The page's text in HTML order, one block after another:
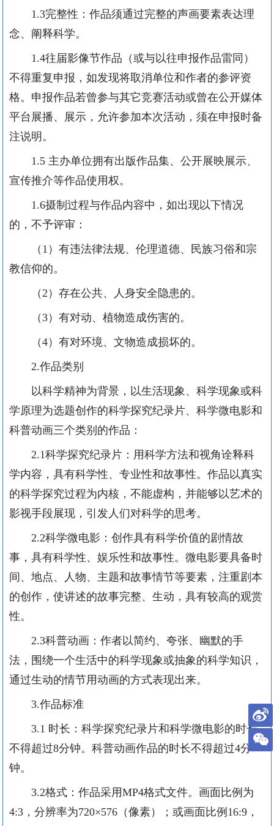
1.3完整性：作品须通过完整的声画要素表达理
念、阐释科学。
1.4往届影像节作品（或与以往申报作品雷同）
不得重复申报，如发现将取消单位和作者的参评资
格。申报作品若曾参与其它竞赛活动或曾在公开媒体
平台展播、展示，允许参加本次活动，须在申报时备
注说明。
1.5 主办单位拥有出版作品集、公开展映展示、
宣传推介等作品使用权。
1.6摄制过程与作品内容中，如出现以下情况
的，不予评审：
（ 1）有违法律法规、伦理道德、民族习俗和宗
教信仰的。
（ 2）存在公共、人身安全隐患的。
（3）有对动、植物造成伤害的。
（4）有对环境、文物造成损坏的。
2.作品类别
以科学精神为背景，以生活现象、科学现象或科
学原理为选题创作的科学探究纪录片、科学微电影和
科普动画三个类别的作品：
2.1科学探究纪录片：用科学方法和视角诠释科
学内容，具有科学性、专业性和故事性。作品以真实
的科学探究过程为内核，不能虚构，并能够以艺术的
影视手段展现，引发人们对科学的思考。
2.2科学微电影：创作具有科学价值的剧情故
事，具有科学性、娱乐性和故事性。微电影要具备时
间、地点、人物、主题和故事情节等要素，注重剧本
的创作，使讲述的故事完整、生动，具有较高的观赏
性。
2.3科普动画：作者以简约、夸张、幽默的手
法，围绕一个生活中的科学现象或抽象的科学知识，
通过生动的情节用动画的方式表现出来。
3.作品标准
3.1 时长 ：科学探究纪录片和科学微电影的时长
不得超过8分钟。科普动画作品的时长不得超过4分
钟。
3.2格式：作品采用MP4格式文件。画面比例为
4:3，分辨率为720×576（像素）； 或画面比例 16:9，